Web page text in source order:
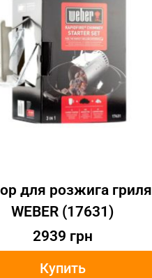
для розжига гриля
WEBER (17631)
2939 грн
Купить